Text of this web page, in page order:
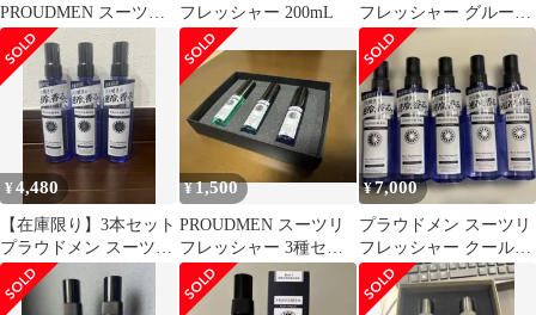
PROUDMEN スーツリ
フレッシャー 2本セッ
ト
フレッシャー 200mL
フレッシャー グルーミ
ングシトラス
¥4,480
【在庫限り】3本セット
プラウドメン スーツリ
フレッシャー クールス
プラッシュ
¥1,500
PROUDMEN スーツリ
フレッシャー 3種セッ
ト 15ml
¥7,000
プラウドメン スーツリ
フレッシャー クールス
プラッシュ 200ml 5個
セット